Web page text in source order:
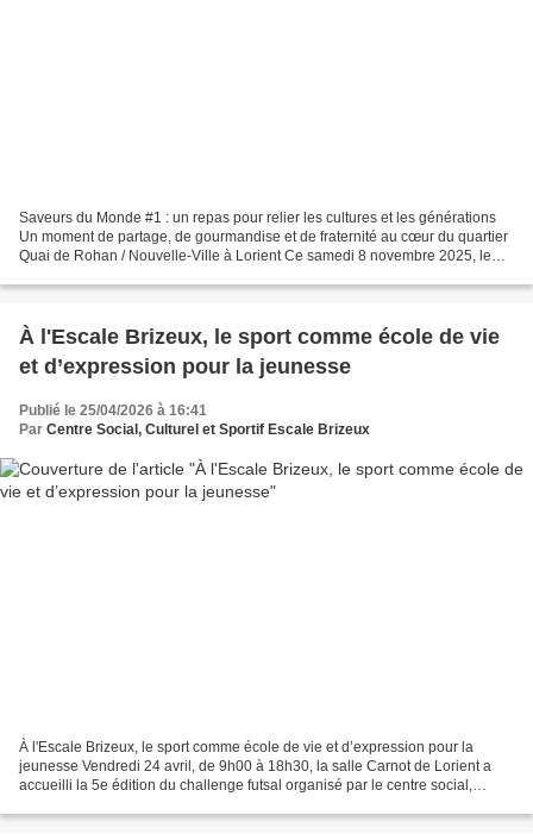
Saveurs du Monde #1 : un repas pour relier les cultures et les générations
Un moment de partage, de gourmandise et de fraternité au cœur du quartier
Quai de Rohan / Nouvelle-Ville à Lorient Ce samedi 8 novembre 2025, le
À l'Escale Brizeux, le sport comme école de vie
et d’expression pour la jeunesse
Publié le 25/04/2026 à 16:41
Par Centre Social, Culturel et Sportif Escale Brizeux
À l'Escale Brizeux, le sport comme école de vie et d’expression pour la
jeunesse Vendredi 24 avril, de 9h00 à 18h30, la salle Carnot de Lorient a
accueilli la 5e édition du challenge futsal organisé par le centre social,